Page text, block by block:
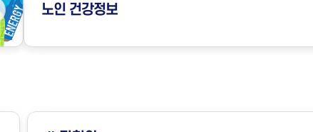
노인 건강정보